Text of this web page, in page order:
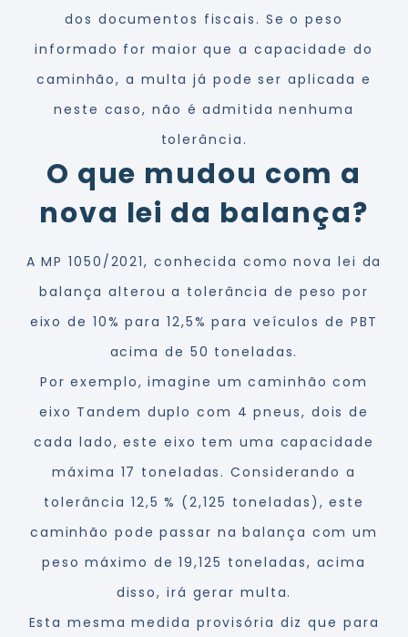
dos documentos fiscais. Se o peso
informado for maior que a capacidade do
caminhão, a multa já pode ser aplicada e
neste caso, não é admitida nenhuma
tolerância.
O que mudou com a
nova lei da balança?
A MP 1050/2021, conhecida como nova lei da
balança alterou a tolerância de peso por
eixo de 10% para 12,5% para veículos de PBT
acima de 50 toneladas.
Por exemplo, imagine um caminhão com
eixo Tandem duplo com 4 pneus, dois de
cada lado, este eixo tem uma capacidade
máxima 17 toneladas. Considerando a
tolerância 12,5 % (2,125 toneladas), este
caminhão pode passar na balança com um
peso máximo de 19,125 toneladas, acima
disso, irá gerar multa.
Esta mesma medida provisória diz que para